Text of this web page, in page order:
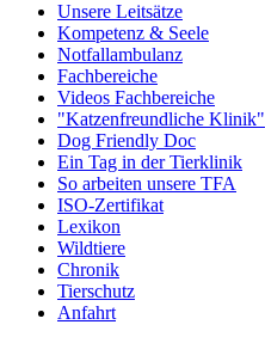
Unsere Leitsätze
Kompetenz & Seele
Notfallambulanz
Fachbereiche
Videos Fachbereiche
"Katzenfreundliche Klinik"
Dog Friendly Doc
Ein Tag in der Tierklinik
So arbeiten unsere TFA
ISO-Zertifikat
Lexikon
Wildtiere
Chronik
Tierschutz
Anfahrt